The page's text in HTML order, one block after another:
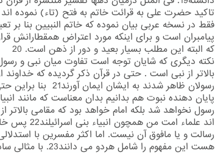
تاکید حضرت علی به قرائت خاتم به فتح (تاء) نموده اند
فقط در نسخه عربی بیان نموده که خاتم النبیین بنا بر
پیامبران است و برای اینکه مورد اعتراض همقطارانش
که البته این مطلب بسیار بعید و دور از ذهن است. 20
نکته دیگری که شایان توجه است تفاوت میان نبی و
بالاتر از نبی است . حتی در قرآن ذکر گردیده که خداوند
رسولان ظاهر شدند به
پایان دهنده نبوت هم بدانیم بدان معناست که مانند
رسول نخواهد شد بلکه امام خواهد بود که مقامی بالاتر
اند علماء امت
رسالت و یا مافوق آن نیست. اما اکثر مفسرین با
هست این مفهوم را شامل